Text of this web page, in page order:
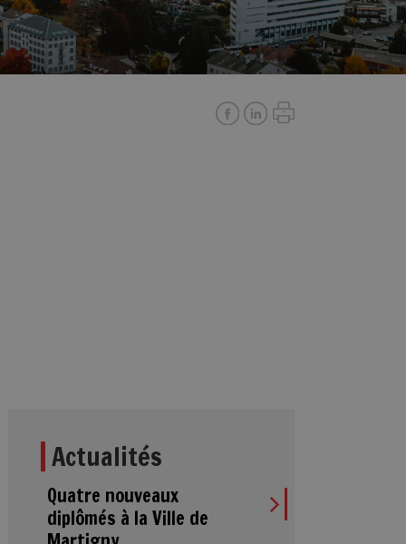
Actualités
Quatre nouveaux
diplômés à la Ville de